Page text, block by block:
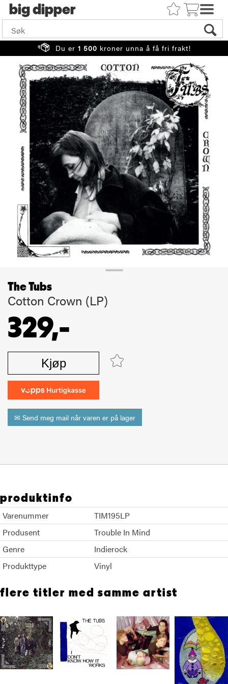
big
Du er 1 500 kroner unna å få fri frakt!
The Tubs
Cotton Crown (LP)
329,-
Kjøp
✉ Send meg mail når varen er på lager
produktinfo
Varenummer
TIM195LP
Produsent
Trouble In Mind
Genre
Indierock
Produkttype
Vinyl
flere titler med samme artist